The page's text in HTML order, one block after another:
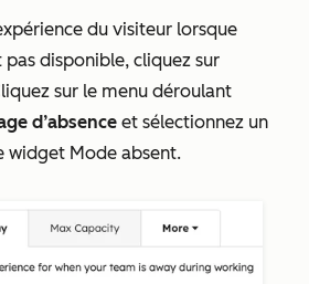
du visiteur lorsque
disponible, cliquez sur
sur le menu déroulant
d’absence et sélectionnez un
Mode absent.